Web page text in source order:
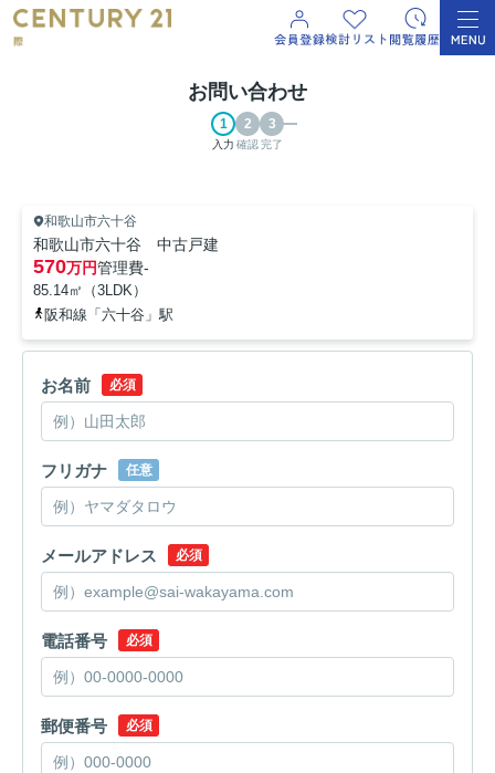
お問い合わせ
入力 確認完了
和歌山市六十谷
和歌山市六十谷 中古戸建
570万円管理費-
85.14㎡（3LDK）
阪和線「六十谷」駅
お名前 必須
フリガナ 任意
メールアドレス 必須
電話番号 必須
郵便番号 必須